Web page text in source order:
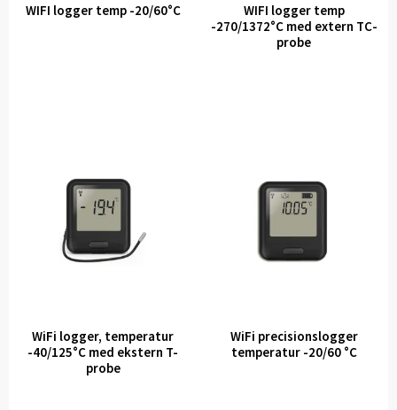
WIFI logger temp -20/60°C
WIFI logger temp
-270/1372°C med extern TC-
probe
WiFi logger, temperatur
-40/125°C med ekstern T-
probe
WiFi precisionslogger
temperatur -20/60 °C